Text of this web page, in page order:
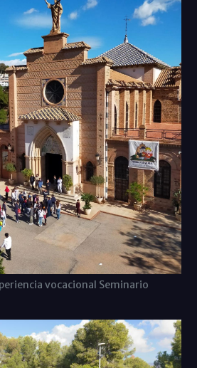
vocacional Seminario